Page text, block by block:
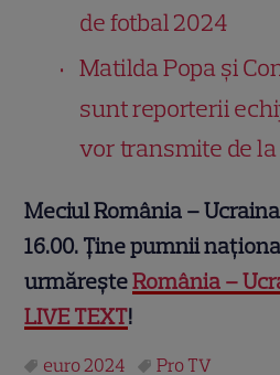
de fotbal 2024
Matilda Popa și
sunt reporterii
vor transmite de la
Meciul România –
16.00. Ține pumnii
urmăreșteRomânia –
LIVE TEXT!
euro 2024 Pro TV